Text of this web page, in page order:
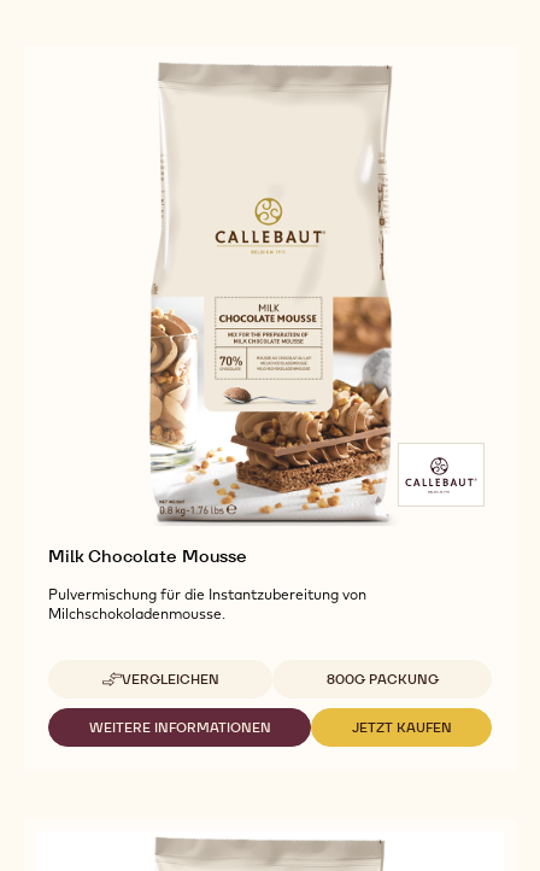
Milk Chocolate Mousse
Pulvermischung für die Instantzubereitung von
Milchschokoladenmousse.
VERGLEICHEN
-
MILK
CHOCOLATE
MOUSSE
Verfügbare Verpackungsgrößen
800G PACKUNG
WEITERE INFORMATIONEN
-
JETZT KAUFEN
-